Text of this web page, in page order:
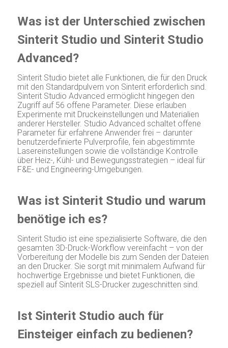
Was ist der Unterschied zwischen
Sinterit Studio und Sinterit Studio
Advanced?
Sinterit Studio bietet alle Funktionen, die für den Druck
mit den Standardpulvern von Sinterit erforderlich sind.
Sinterit Studio Advanced ermöglicht hingegen den
Zugriff auf 56 offene Parameter. Diese erlauben
Experimente mit Druckeinstellungen und Materialien
anderer Hersteller. Studio Advanced schaltet offene
Parameter für erfahrene Anwender frei – darunter
benutzerdefinierte Pulverprofile, fein abgestimmte
Lasereinstellungen sowie die vollständige Kontrolle
über Heiz-, Kühl- und Bewegungsstrategien – ideal für
F&E- und Engineering-Umgebungen.
Was ist Sinterit Studio und warum
benötige ich es?
Sinterit Studio ist eine spezialisierte Software, die den
gesamten 3D-Druck-Workflow vereinfacht – von der
Vorbereitung der Modelle bis zum Senden der Dateien
an den Drucker. Sie sorgt mit minimalem Aufwand für
hochwertige Ergebnisse und bietet Funktionen, die
speziell auf Sinterit SLS-Drucker zugeschnitten sind.
Ist Sinterit Studio auch für
Einsteiger einfach zu bedienen?